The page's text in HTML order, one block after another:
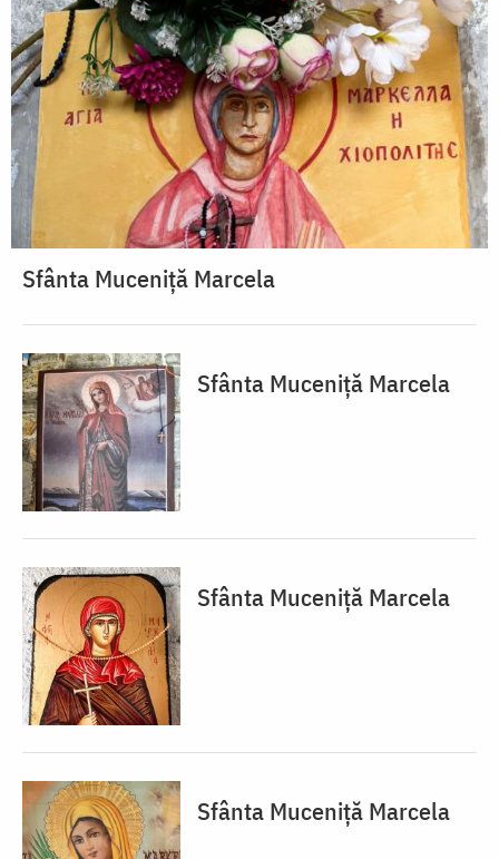
Sfânta Muceniță Marcela
Sfânta Muceniță Marcela
Sfânta Muceniță Marcela
Sfânta Muceniță Marcela